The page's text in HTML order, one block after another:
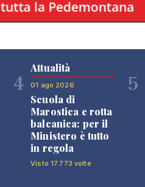
4
Attualità
01 ago 2026
Scuola di
Marostica e rotta
balcanica: per il
Ministero è tutto
in regola
Visto 17.773 volte
5